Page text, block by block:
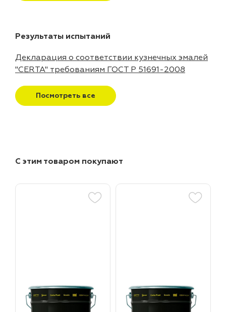
Результаты испытаний
Декларация о соответствии кузнечных эмалей
"CERTA" требованиям ГОСТ Р 51691-2008
Посмотреть все
С этим товаром покупают